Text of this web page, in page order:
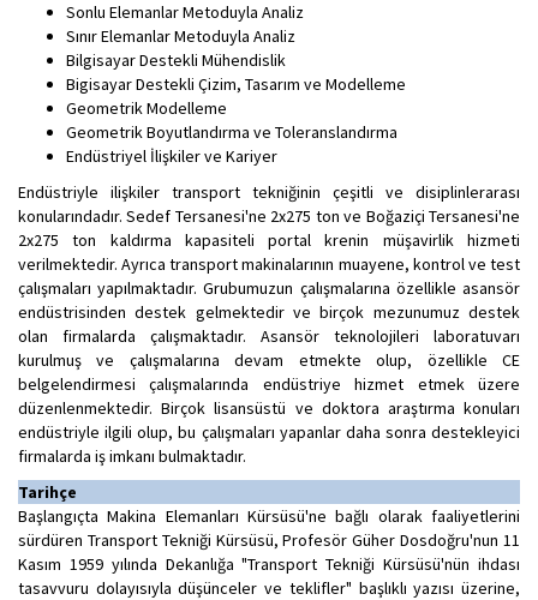
Sonlu Elemanlar Metoduyla Analiz
Sınır Elemanlar Metoduyla Analiz
Bilgisayar Destekli Mühendislik
Bigisayar Destekli Çizim, Tasarım ve Modelleme
Geometrik Modelleme
Geometrik Boyutlandırma ve Toleranslandırma
Endüstriyel İlişkiler ve Kariyer
Endüstriyle ilişkiler transport tekniğinin çeşitli ve disiplinlerarası
konularındadır. Sedef Tersanesi'ne 2x275 ton ve Boğaziçi Tersanesi'ne
2x275 ton kaldırma kapasiteli portal krenin müşavirlik hizmeti
verilmektedir. Ayrıca transport makinalarının muayene, kontrol ve test
çalışmaları yapılmaktadır. Grubumuzun çalışmalarına özellikle asansör
endüstrisinden destek gelmektedir ve birçok mezunumuz destek
olan firmalarda çalışmaktadır. Asansör teknolojileri laboratuvarı
kurulmuş ve çalışmalarına devam etmekte olup, özellikle CE
belgelendirmesi çalışmalarında endüstriye hizmet etmek üzere
düzenlenmektedir. Birçok lisansüstü ve doktora araştırma konuları
endüstriyle ilgili olup, bu çalışmaları yapanlar daha sonra destekleyici
firmalarda iş imkanı bulmaktadır.
Tarihçe
Başlangıçta Makina Elemanları Kürsüsü'ne bağlı olarak faaliyetlerini
sürdüren Transport Tekniği Kürsüsü, Profesör Güher Dosdoğru'nun 11
Kasım 1959 yılında Dekanlığa "Transport Tekniği Kürsüsü'nün ihdası
tasavvuru dolayısıyla düşünceler ve teklifler" başlıklı yazısı üzerine,